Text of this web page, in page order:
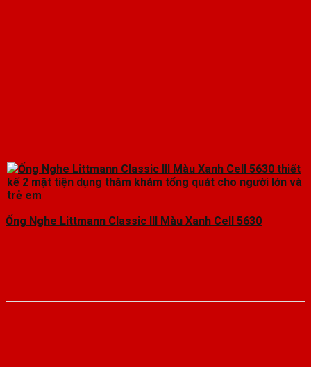
Ống Nghe Littmann Classic III Màu Xanh Cell 5630